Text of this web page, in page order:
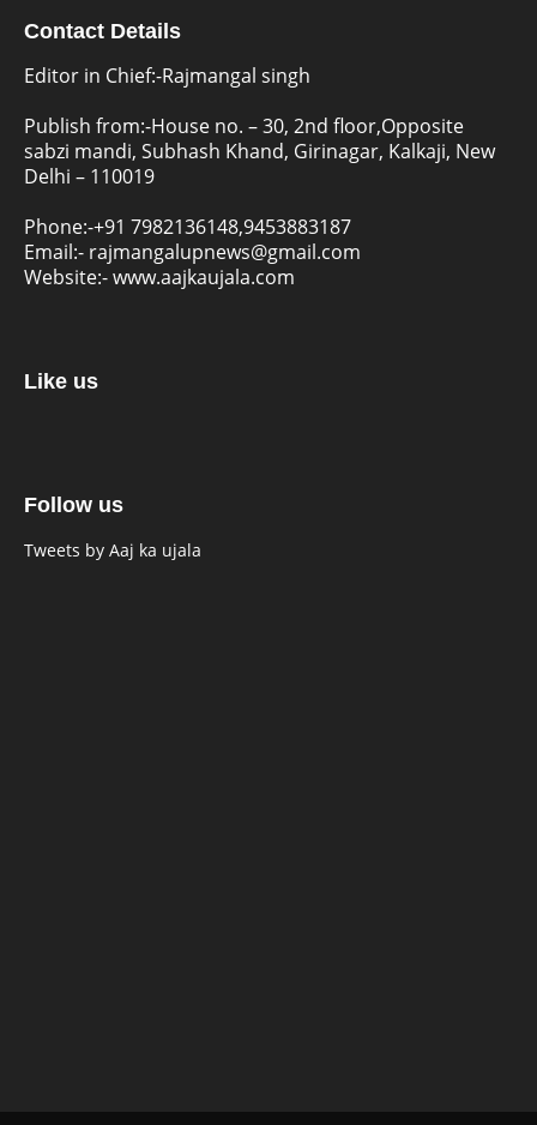
Contact Details
Editor in Chief:-Rajmangal singh
Publish from:-House no. – 30, 2nd floor,Opposite
sabzi mandi, Subhash Khand, Girinagar, Kalkaji, New
Delhi – 110019
Phone:-+91 7982136148,9453883187
Email:- rajmangalupnews@gmail.com
Website:-www.aajkaujala.com
Like us
Follow us
Tweets by Aaj ka ujala